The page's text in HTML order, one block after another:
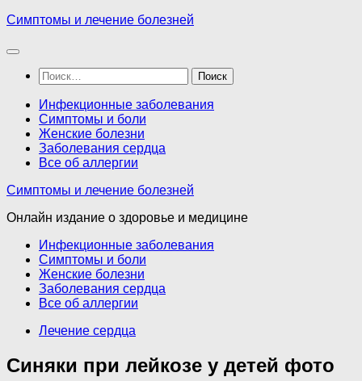
Перейти
содержимому
Симптомы и лечение болезней
Найти:
Инфекционные заболевания
Симптомы и боли
Женские болезни
Заболевания сердца
Все об аллергии
Симптомы и лечение болезней
Онлайн издание о здоровье и медицине
Инфекционные заболевания
Симптомы и боли
Женские болезни
Заболевания сердца
Все об аллергии
Лечение сердца
Синяки при лейкозе у детей фото